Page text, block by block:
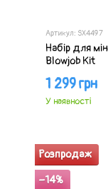
Артикул: SX4497
Набір для
Blowjob Kit
1 299 грн
У наявності
Розпродаж
−14%